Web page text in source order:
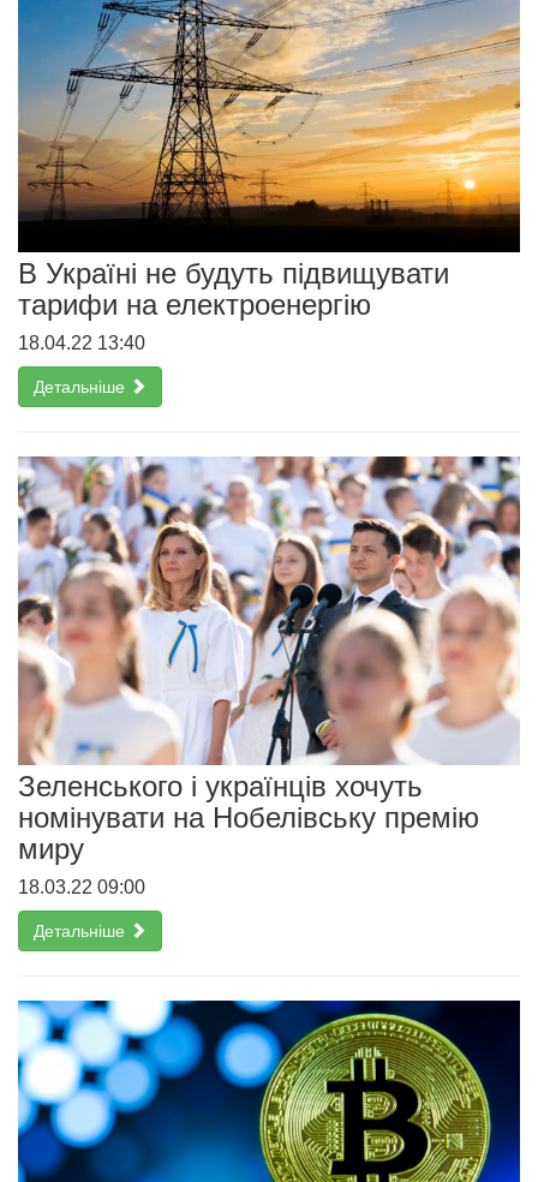
В Україні не будуть підвищувати
тарифи на електроенергію
18.04.22 13:40
Детальніше
Зеленського і українців хочуть
номінувати на Нобелівську премію
миру
18.03.22 09:00
Детальніше